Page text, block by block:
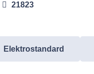
21823
Elektrostandard